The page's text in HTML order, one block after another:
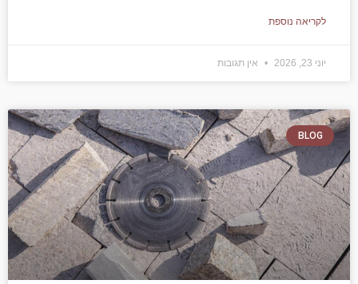
לקריאה נוספת
יוני 23, 2026 אין תגובות
BLOG